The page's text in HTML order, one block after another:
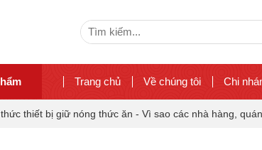
Search
Trang chủ Về chúng tôi Chi
thiết bị giữ nóng thức ăn - Vì sao các nhà hàng,